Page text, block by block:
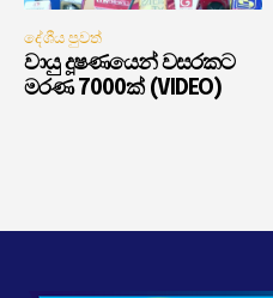
දේශීය පුවත්
වායු දූෂණයෙන් වසරකට
මරණ 7000ක් (VIDEO)